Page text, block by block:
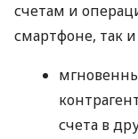
счетам и
смартфоне, так
счета в